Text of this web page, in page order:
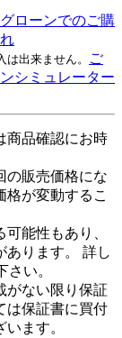
ローンでのご購
出来ません。
ご
シミュレーター
商品確認にお時
の販売価格にな
格が変動するこ
能性もあり、
あります。 詳し
さい。
がない限り保証
は保証書に買付
ます。